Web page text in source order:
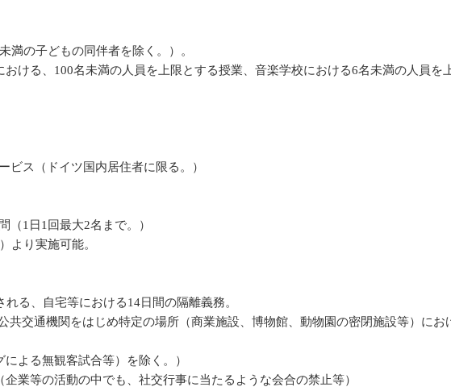
の子どもの同伴者を除く。）。
おける、100名未満の人員を上限とする授業、音楽学校における6名未満の人員
ビス（ドイツ国内居住者に限る。）
（1日1回最大2名まで。）
より実施可能。
る、自宅等における14日間の隔離義務。
交通機関をはじめ特定の場所（商業施設、博物館、動物園の密閉施設等）にお
よる無観客試合等）を除く。）
業等の活動の中でも、社交行事に当たるような会合の禁止等）